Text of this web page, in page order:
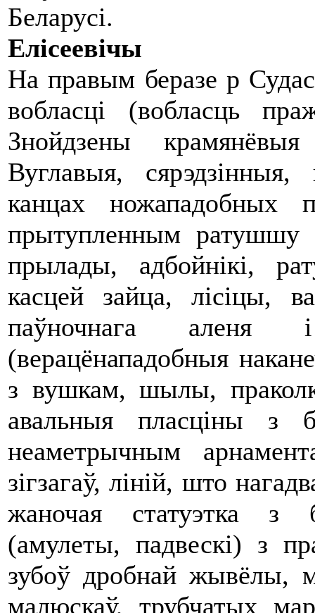
Беларусі.
Елісеевічы
На правым беразе р
вобласці (вобласць
Знойдзены
Вуглавыя,
канцах ножападобных
прытупленным ратушшу
прылады, адбойнікі,
касцей зайца, лісіцы,
паўночнага
(верацёнападобныя
з вушкам, шылы,
авальныя пласціны з
неаметрычным
зігзагаў, ліній, што
жаночая статуэтка з
(амулеты, падвескі) з
зубоў дробнай жывёлы,
малюскаў, трубчатых